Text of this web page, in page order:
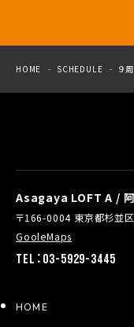
HOME SCHEDULE ９
Asagaya LOFT A / 阿
〒166-0004 東京都杉並
GooleMaps
TEL：03-5929-3445
HOME